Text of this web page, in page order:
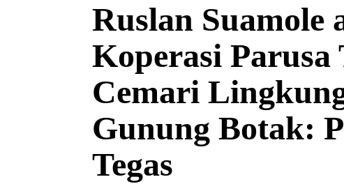
Ruslan Suamole
Koperasi
Cemari
Gunung Botak:
Tegas